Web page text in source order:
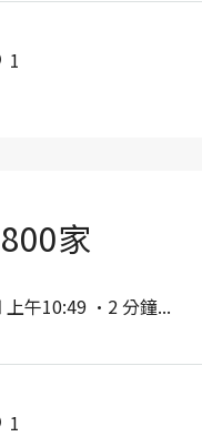
1
家
上午10:49 ·2 分鐘...
1